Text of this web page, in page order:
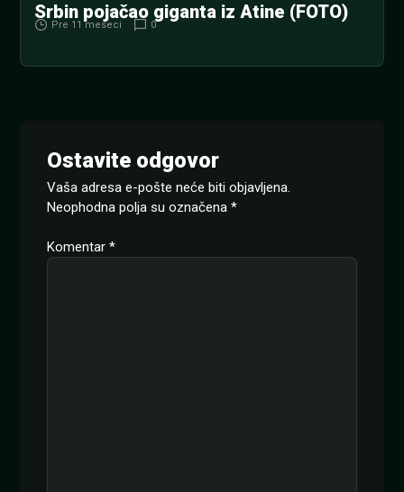
Srbin pojačao giganta iz Atine (FOTO)
Pre 11 meseci 0
Ostavite odgovor
Vaša adresa e-pošte neće biti objavljena.
Neophodna polja su označena *
Komentar *